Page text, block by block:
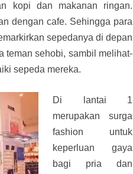
kopi dan makanan ringan.
dengan cafe. Sehingga para
sepedanya di depan
teman sehobi, sambil melihat-
sepeda mereka.
Di lantai 1
merupakan surga
fashion untuk
keperluan gaya
bagi pria dan